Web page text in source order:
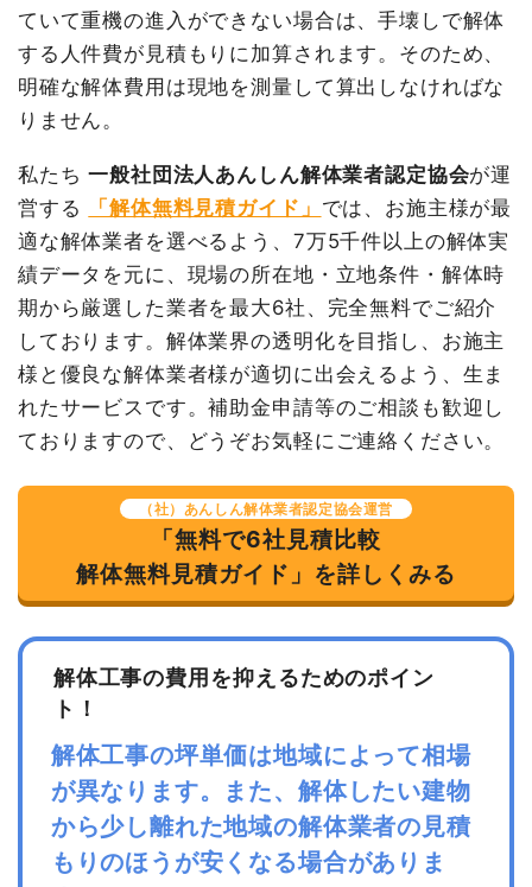
円
円
プレハブ事務所3坪1階建
て
3坪
18,000
54,000円
養生費
円
植木・植栽撤去 1台
65,000
円
65,000円
諸経費
85,000円
値引き
240円
小計
1,527,760
円
消費税
122,240円
合計金額
1,650,000
品名 数量 単価
金額
内装解体店舗85坪1階建
て
85坪
32,235
円
2,740,000
円
小運搬費
円
養生費 0
0円
植木・植栽撤去
1式
80,000円
諸経費
80,000円
値引き
6,000円
小計
3,254,000
円
消費税
326,000円
合計金額
3,580,000
建物の種類/構造 内装解体旅館・ホテル4階建て
建物解体費用
総額 400万円
品名
数
量
単価
ていて重機の進入ができない場合は、手壊しで解体
する人件費が見積もりに加算されます。そのため、
明確な解体費用は現地を測量して算出しなければな
りません。
私たち一般社団法人あんしん解体業者認定協会が運
営する
「解体無料見積ガイド」 では、お施主様が最
適な解体業者を選べるよう、7万5千件以上の解体実
績データを元に、現場の所在地・立地条件・解体時
期から厳選した業者を最大6社、完全無料でご紹介
しております。解体業界の透明化を目指し、お施主
様と優良な解体業者様が適切に出会えるよう、生ま
れたサービスです。補助金申請等のご相談も歓迎し
ておりますので、どうぞお気軽にご連絡ください。
（社）あんしん解体業者認定協会運営
「無料で6社見積比較
解体無料見積ガイド」を詳しくみる
解体工事の費用を抑えるためのポイン
ト！
解体工事の坪単価は地域によって相場
が異なります。また、解体したい建物
から少し離れた地域の解体業者の見積
もりのほうが安くなる場合がありま